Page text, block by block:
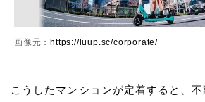
画像元：https://luup.sc/corporate/
こうしたマンションが定着すると、